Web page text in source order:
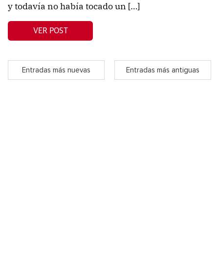
y todavía no había tocado un […]
VER POST
Entradas más nuevas Entradas más antiguas